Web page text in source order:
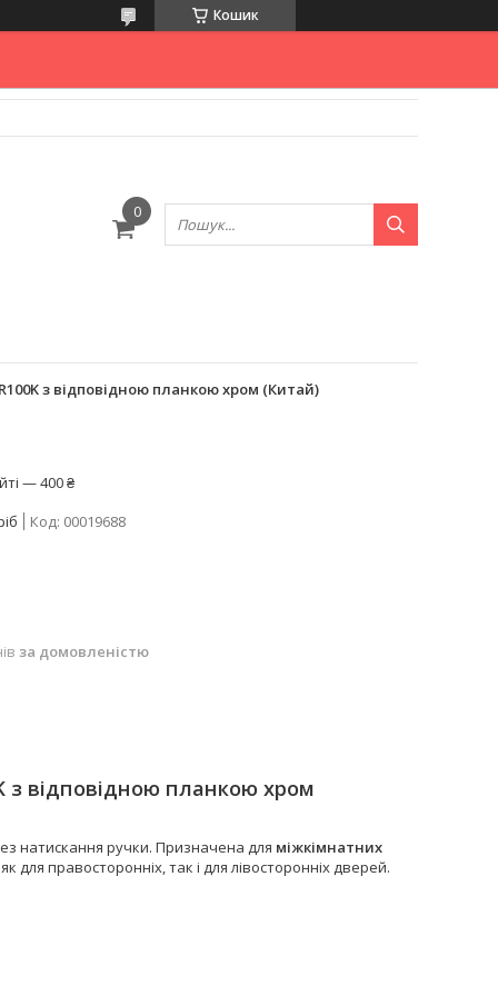
Кошик
з відповідною планкою хром (Китай)
— 400 ₴
Код: 00019688
за домовленістю
з відповідною планкою хром
натискання ручки. Призначена для міжкімнатних
для правосторонніх, так і для лівосторонніх дверей.